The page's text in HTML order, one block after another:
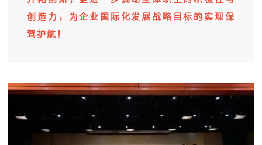
创造力，为企业国际化发展战略目标的实现保
驾护航！